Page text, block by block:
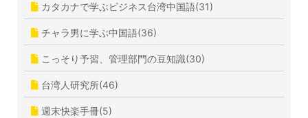
カタカナで学ぶビジネス台湾中国語(31)
チャラ男に学ぶ中国語(36)
こっそり予習、管理部門の豆知識(30)
台湾人研究所(46)
週末快楽手冊(5)